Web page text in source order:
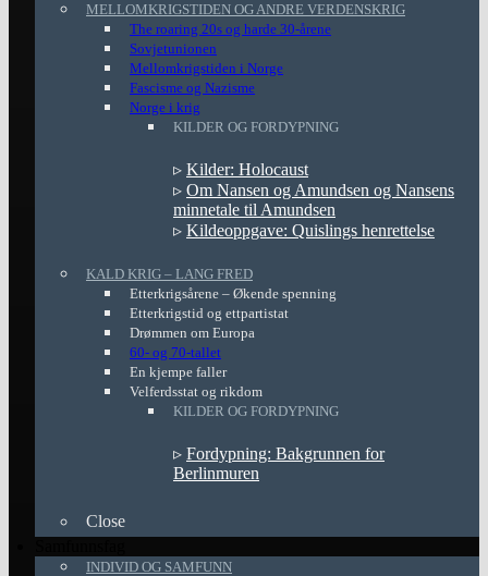
MELLOMKRIGSTIDEN OG ANDRE VERDENSKRIG
The roaring 20s og harde 30-årene
Sovjetunionen
Mellomkrigstiden i Norge
Fascisme og Nazisme
Norge i krig
KILDER OG FORDYPNING
▹ Kilder: Holocaust
▹ Om Nansen og Amundsen og Nansens
minnetale til Amundsen
▹ Kildeoppgave: Quislings henrettelse
KALD KRIG – LANG FRED
Etterkrigsårene – Økende spenning
Etterkrigstid og ettpartistat
Drømmen om Europa
60- og 70-tallet
En kjempe faller
Velferdsstat og rikdom
KILDER OG FORDYPNING
▹ Fordypning: Bakgrunnen for
Berlinmuren
Close
INDIVID OG SAMFUNN